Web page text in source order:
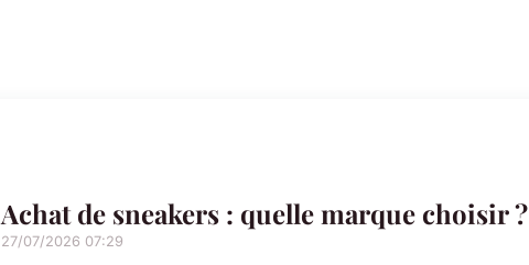
Achat de sneakers : quelle marque choisir ?
27/07/2026 07:29